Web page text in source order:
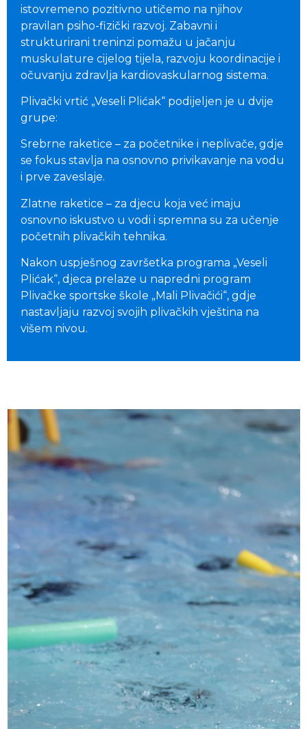
istovremeno pozitivno utičemo na njihov
pravilan psiho-fizički razvoj. Zabavni i
strukturirani treninzi pomažu u jačanju
muskulature cijelog tijela, razvoju koordinacije i
očuvanju zdravlja kardiovaskularnog sistema.
Plivački vrtić „Veseli Plićak“ podijeljen je u dvije
grupe:
Srebrne raketice – za početnike i neplivače, gdje
se fokus stavlja na osnovno privikavanje na vodu
i prve zaveslaje.
Zlatne raketice – za djecu koja već imaju
osnovno iskustvo u vodi i spremna su za učenje
početnih plivačkih tehnika.
Nakon uspješnog završetka programa „Veseli
Plićak“, djeca prelaze u napredni program
Plivačke sportske škole „Mali Plivačići“, gdje
nastavljaju razvoj svojih plivačkih vještina na
višem nivou.